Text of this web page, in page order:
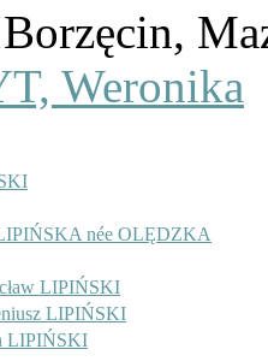
Weronika
née OLĘDZKA
LIPIŃSKI
LIPIŃSKI
LIPIŃSKI